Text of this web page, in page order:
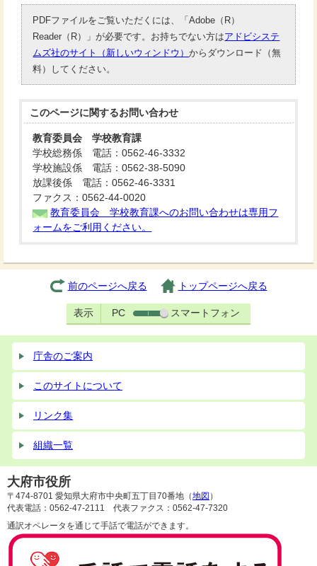
PDFファイルをご覧いただくには、「Adobe（R）
Reader（R）」が必要です。お持ちでない方はアドビシステ
ムズ社のサイト（新しいウィンドウ）からダウンロード（無
料）してください。
このページに関するお問い合わせ
教育委員会 学校教育課
学校総務係 電話：0562-46-3332
学校施設係 電話：0562-38-5090
放課後係 電話：0562-46-3331
ファクス：0562-44-0020
教育委員会 学校教育課へのお問い合わせは専用フ
ォームをご利用ください。
前のページへ戻る トップページへ戻る
表示 PC スマートフォン
庁舎のご案内
このサイトについて
リンク集
組織一覧
大府市役所
〒474-8701 愛知県大府市中央町五丁目70番地（地図 ）
代表電話：0562-47-2111 代表ファクス：0562-47-7320
通訳オペレータを通じて手話で電話ができます。